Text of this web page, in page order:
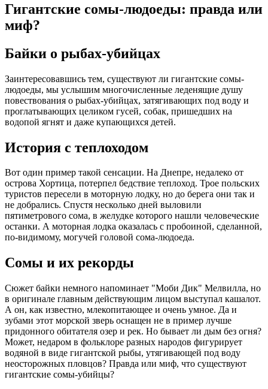
Гигантские сомы-людоеды: правда или
миф?
Байки о рыбах-убийцах
Заинтересовавшись тем, существуют ли гигантские сомы-
людоеды, мы услышим многочисленные леденящие душу
повествования о рыбах-убийцах, затягивающих под воду и
проглатывающих целиком гусей, собак, пришедших на
водопой ягнят и даже купающихся детей.
История с теплоходом
Вот один пример такой сенсации. На Днепре, недалеко от
острова Хортица, потерпел бедствие теплоход. Трое польских
туристов пересели в моторную лодку, но до берега они так и
не добрались. Спустя несколько дней выловили
пятиметрового сома, в желудке которого нашли человеческие
останки. А моторная лодка оказалась с пробоиной, сделанной,
по-видимому, могучей головой сома-людоеда.
Сомы и их рекорды
Сюжет байки немного напоминает "Моби Дик" Мелвилла, но
в оригинале главным действующим лицом выступал кашалот.
А он, как известно, млекопитающее и очень умное. Да и
зубами этот морской зверь оснащен не в пример лучше
придонного обитателя озер и рек. Но бывает ли дым без огня?
Может, недаром в фольклоре разных народов фигурирует
водяной в виде гигантской рыбы, утягивающей под воду
неосторожных пловцов? Правда или миф, что существуют
гигантские сомы-убийцы?